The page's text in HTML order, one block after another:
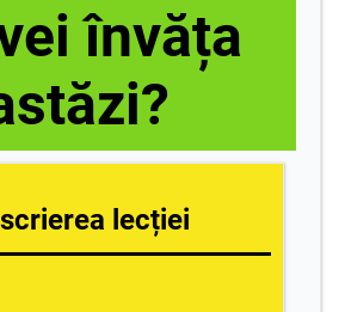
învăța
lecției